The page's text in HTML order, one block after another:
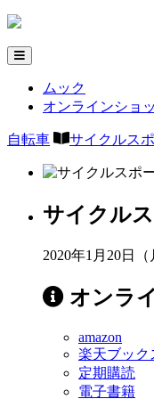
ムック
オンラインショ
自転車 サイクルス
サイクル
2020年1月20日
オンラ
amazon
楽天ブック
定期購読
電子書籍